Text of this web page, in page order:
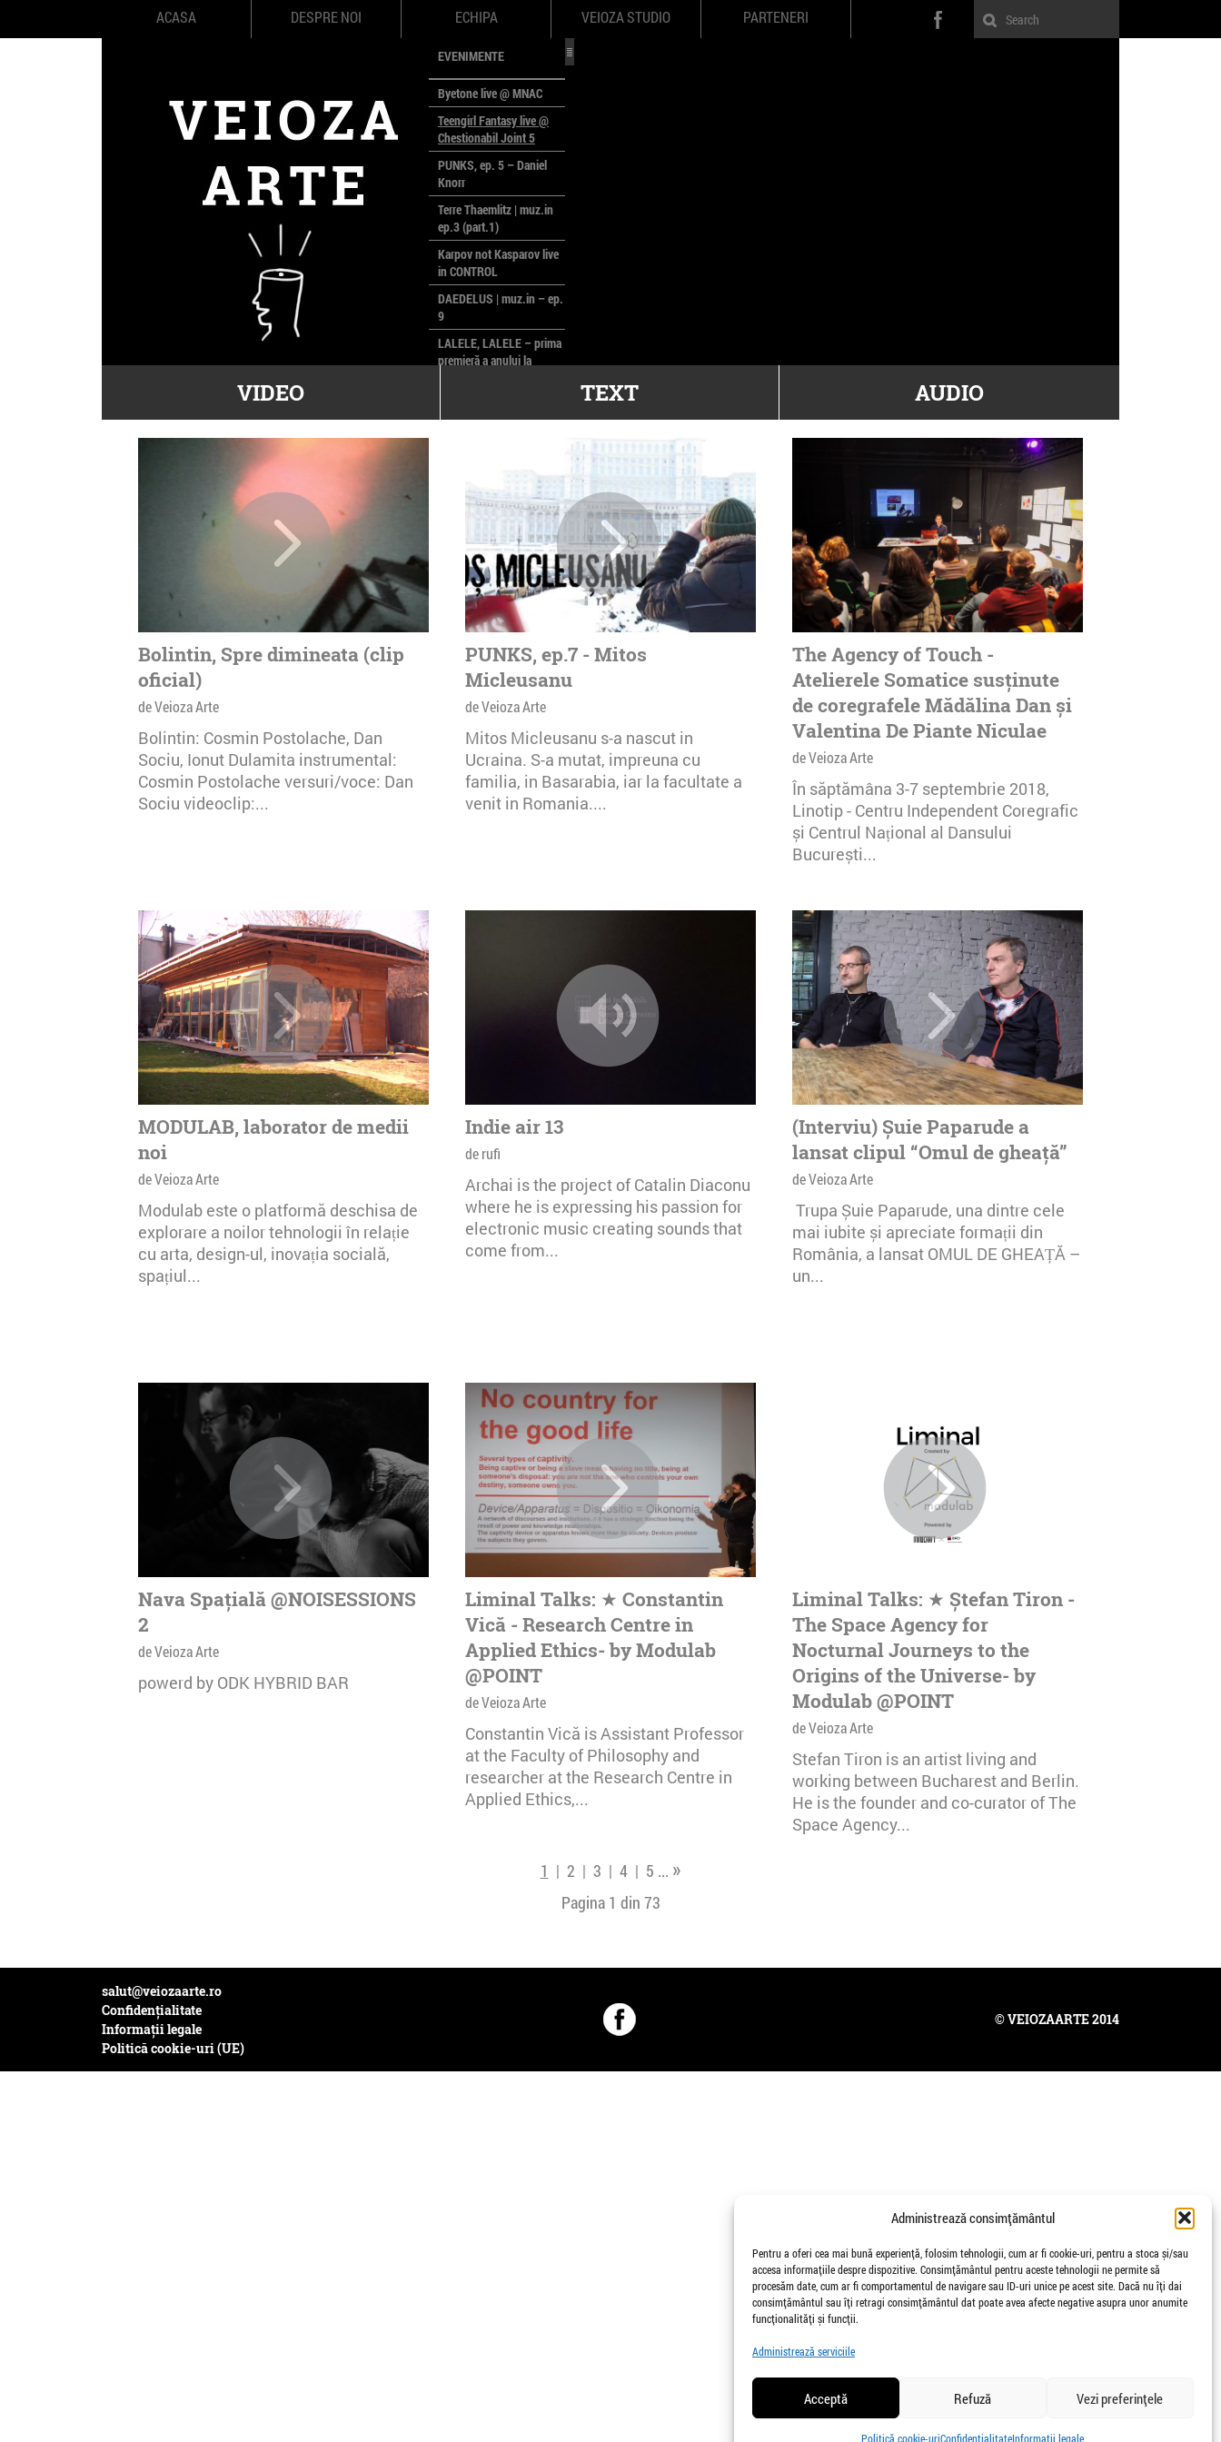
Administrează consimțământul
Pentru a oferi cea mai bună experiență, folosim tehnologii, cum ar fi cookie-uri, pentru a stoca și/sau
accesa informațiile despre dispozitive. Consimțământul pentru aceste tehnologii ne permite să
procesăm date, cum ar fi comportamentul de navigare sau ID-uri unice pe acest site. Dacă nu îți dai
consimțământul sau îți retragi consimțământul dat poate avea afecte negative asupra unor anumite
funcționalități și funcții.
Administrează serviciile
Acceptă Refuză Vezi preferințele
Politică cookie-uriConfidențialitateInformații legale
ACASA DESPRE NOI ECHIPA VEIOZA STUDIO PARTENERI
EVENIMENTE
Byetone live @ MNAC
Teengirl Fantasy live @
Chestionabil Joint 5
PUNKS, ep. 5 – Daniel
Knorr
Terre Thaemlitz | muz.in
ep.3 (part.1)
Karpov not Kasparov live
in CONTROL
DAEDELUS | muz.in – ep.
9
LALELE, LALELE – prima
premieră a anului la
poloneze la București
All Stars For
Outernational
VIDEO TEXT AUDIO
Bolintin, Spre dimineata (clip
oficial)
de Veioza Arte
Bolintin: Cosmin Postolache, Dan
Sociu, Ionut Dulamita instrumental:
Cosmin Postolache versuri/voce: Dan
Sociu videoclip:...
PUNKS, ep.7 - Mitos
Micleusanu
de Veioza Arte
Mitos Micleusanu s-a nascut in
Ucraina. S-a mutat, impreuna cu
familia, in Basarabia, iar la facultate a
venit in Romania....
The Agency of Touch -
Atelierele Somatice susținute
de coregrafele Mădălina Dan și
Valentina De Piante Niculae
de Veioza Arte
În săptămâna 3-7 septembrie 2018,
Linotip - Centru Independent Coregrafic
și Centrul Național al Dansului
București...
MODULAB, laborator de medii
noi
de Veioza Arte
Modulab este o platformă deschisa de
explorare a noilor tehnologii în relație
cu arta, design-ul, inovația socială,
spațiul...
Indie air 13
de rufi
Archai is the project of Catalin Diaconu
where he is expressing his passion for
electronic music creating sounds that
come from...
(Interviu) Șuie Paparude a
lansat clipul “Omul de gheață”
de Veioza Arte
Trupa Șuie Paparude, una dintre cele
mai iubite și apreciate formații din
România, a lansat OMUL DE GHEAȚĂ –
un...
Nava Spațială @NOISESSIONS
2
de Veioza Arte
powerd by ODK HYBRID BAR
Liminal Talks: ★ Constantin
Vică - Research Centre in
Applied Ethics- by Modulab
@POINT
de Veioza Arte
Constantin Vică is Assistant Professor
at the Faculty of Philosophy and
researcher at the Research Centre in
Applied Ethics,...
Liminal Talks: ★ Ștefan Tiron -
The Space Agency for
Nocturnal Journeys to the
Origins of the Universe- by
Modulab @POINT
de Veioza Arte
Stefan Tiron is an artist living and
working between Bucharest and Berlin.
He is the founder and co-curator of The
Space Agency...
1 | 2 | 3 | 4| 5 ... »
Pagina 1 din 73
salut@veiozaarte.ro
Confidențialitate
Informații legale
Politică cookie-uri (UE)
© VEIOZAARTE 2014